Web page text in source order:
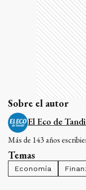
Sobre el autor
El Eco de
Más de 143 años
Temas
Economía